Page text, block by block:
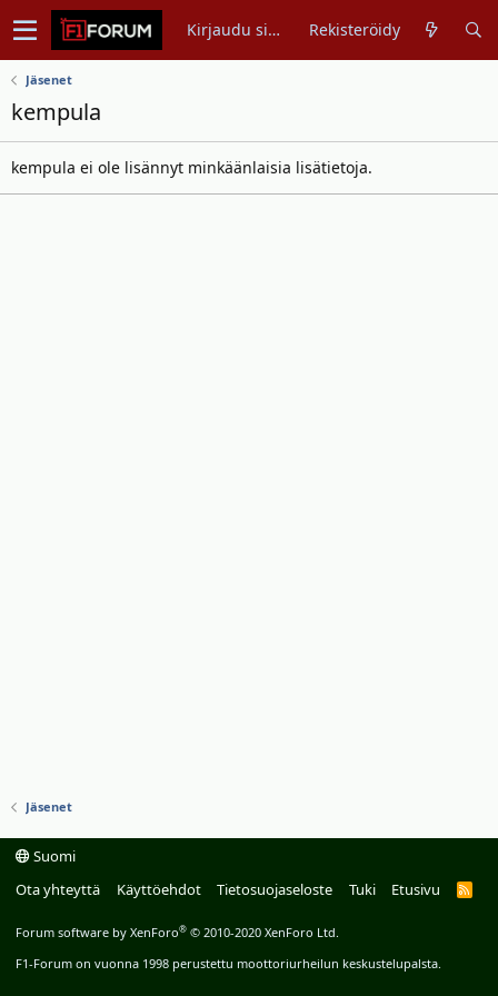
Kirjaudu sisään Rekisteröidy
Jäsenet
kempula
kempula ei ole lisännyt minkäänlaisia lisätietoja.
Jäsenet
Suomi
Ota yhteyttä
Käyttöehdot Tietosuojaseloste Tuki Etusivu
R
Forum software by XenForo® © 2010-2020 XenForo Ltd.
F1-Forum on vuonna 1998 perustettu moottoriurheilun keskustelupalsta.